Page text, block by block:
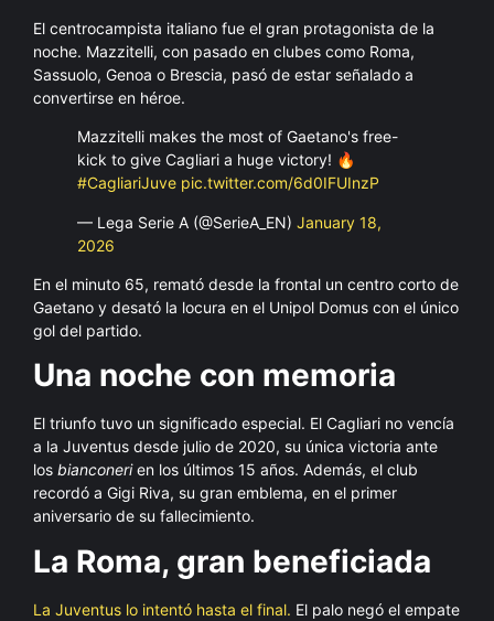
El centrocampista italiano fue el gran protagonista de la
noche. Mazzitelli, con pasado en clubes como Roma,
Sassuolo, Genoa o Brescia, pasó de estar señalado a
convertirse en héroe.
Mazzitelli makes the most of Gaetano's free-
kick to give Cagliari a huge victory! 🔥
#CagliariJuve pic.twitter.com/6d0IFUInzP
— Lega Serie A (@SerieA_EN) January 18,
2026
En el minuto 65, remató desde la frontal un centro corto de
Gaetano y desató la locura en el Unipol Domus con el único
gol del partido.
Una noche con memoria
El triunfo tuvo un significado especial. El Cagliari no vencía
a la Juventus desde julio de 2020, su única victoria ante
los bianconerien los últimos 15 años. Además, el club
recordó a Gigi Riva, su gran emblema, en el primer
aniversario de su fallecimiento.
La Roma, gran beneficiada
La Juventus lo intentó hasta el final. El palo negó el empate